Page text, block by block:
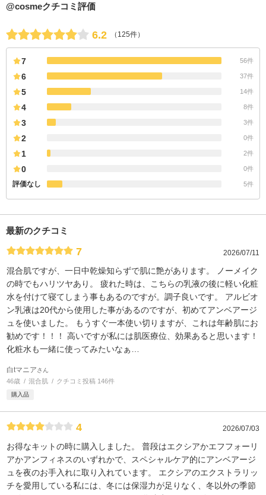
@cosmeクチコミ評価
6.2 （125件）
7 56件
6 37件
5 14件
4 8件
3 3件
2 0件
1 2件
0 0件
評価なし 5件
最新のクチコミ
7 2026/07/11
混合肌ですが、一日中乾燥知らずで肌に艶があります。 ノーメイク
の時でもハリツヤあり。 疲れた時は、こちらの乳液の後に軽い化粧
水を付けて寝てしまう事もあるのですが。調子良いです。 アルビオ
ン乳液は20代から使用した事があるのですが、初めてアンベアージ
ュを使いました。 もうすぐ一本使い切りますが、これは年齢肌にお
勧めです！！！ 高いですが私には肌医療位、効果あると思います！
化粧水も一緒に使ってみたいなぁ…
白tマニアさん
46歳 混合肌 クチコミ投稿 146件
購入品
4 2026/07/03
お得なキットの時に購入しました。 普段はエクシアかエフフォーリ
アかアンフィネスのいずれかで、スペシャルケア的にアンベアージ
ュを夜のお手入れに取り入れています。 エクシアのエクストラリッ
チを愛用している私には、冬には保湿力が足りなく、冬以外の季節